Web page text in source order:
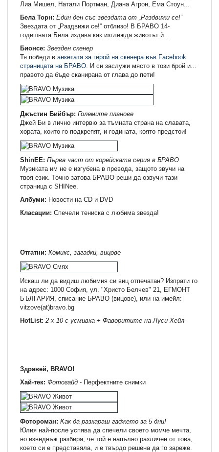
Лиа Мишел, Натали Портман, Диана Агрон, Ема Стоун...
Бела Торн: Един ден със звездата от „Раздвижи се!“
Звездата от „Раздвижи се!“ отблизо! В БРАВО 14-
годишната Бела издава как изглежда животът й...
Бионсе: Звезден скенер
Тя победи в анкетата за герой на скенера във Facebook
страницата на БРАВО. И си заслужи място в този брой и...
правото да бъде сканирана от глава до пети!
Джъстин Бийбър: Големите планове
Джей Би в лично интервю за тъмната страна на славата,
хората, които го подкрепят, и годината, която предстои!
ShinEE: Първа част от корейската серия в БРАВО
Музиката им не е изгубена в превода, защото звучи на
твоя език. Точно затова БРАВО реши да озвучи тази
страница с SHINee.
Албуми: Новости на CD и DVD
Класации: Спечели тениска с любима звезда!
Отгатни: Комикс, загадки, вицове
Искаш ли да видиш любимия си виц отпечатан? Изпрати го
на адрес: 1000 София, ул. "Христо Белчев" 21, ЕГМОНТ
БЪЛГАРИЯ, списание БРАВО (вицове), или на имейл:
vitzove(at)bravo.bg
HotList: 2 x 10 с усмивка + Фаворитите на Луси Хейл
Здравей, BRAVO!
Хай-тек: Фотогайд - Перфектните снимки
Фотороман: Kaк да разкараш гаджето за 5 дни!
Юлия най-после успява да спечели своето момче мечта,
но изведнъж разбира, че той е напълно различен от това,
което си е представяла, и е твърдо решена да го зареже.